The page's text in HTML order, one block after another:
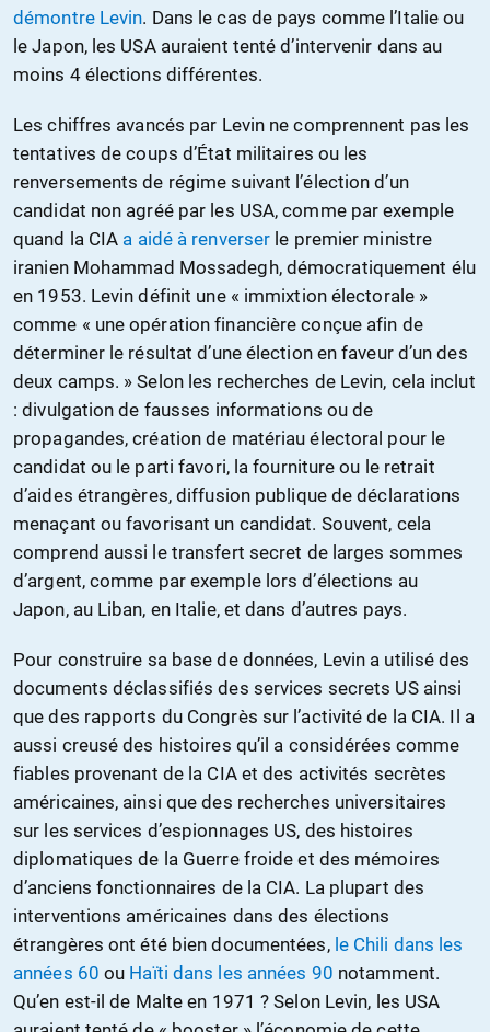
démontre Levin. Dans le cas de pays comme l’Italie ou
le Japon, les USA auraient tenté d’intervenir dans au
moins 4 élections différentes.
Les chiffres avancés par Levin ne comprennent pas les
tentatives de coups d’État militaires ou les
renversements de régime suivant l’élection d’un
candidat non agréé par les USA, comme par exemple
quand la CIA a aidé à renverser le premier ministre
iranien Mohammad Mossadegh, démocratiquement élu
en 1953. Levin définit une « immixtion électorale »
comme « une opération financière conçue afin de
déterminer le résultat d’une élection en faveur d’un des
deux camps. » Selon les recherches de Levin, cela inclut
: divulgation de fausses informations ou de
propagandes, création de matériau électoral pour le
candidat ou le parti favori, la fourniture ou le retrait
d’aides étrangères, diffusion publique de déclarations
menaçant ou favorisant un candidat. Souvent, cela
comprend aussi le transfert secret de larges sommes
d’argent, comme par exemple lors d’élections au
Japon, au Liban, en Italie, et dans d’autres pays.
Pour construire sa base de données, Levin a utilisé des
documents déclassifiés des services secrets US ainsi
que des rapports du Congrès sur l’activité de la CIA. Il a
aussi creusé des histoires qu’il a considérées comme
fiables provenant de la CIA et des activités secrètes
américaines, ainsi que des recherches universitaires
sur les services d’espionnages US, des histoires
diplomatiques de la Guerre froide et des mémoires
d’anciens fonctionnaires de la CIA. La plupart des
interventions américaines dans des élections
étrangères ont été bien documentées, le Chili dans les
années 60 ou Haïti dans les années 90 notamment.
Qu’en est-il de Malte en 1971 ? Selon Levin, les USA